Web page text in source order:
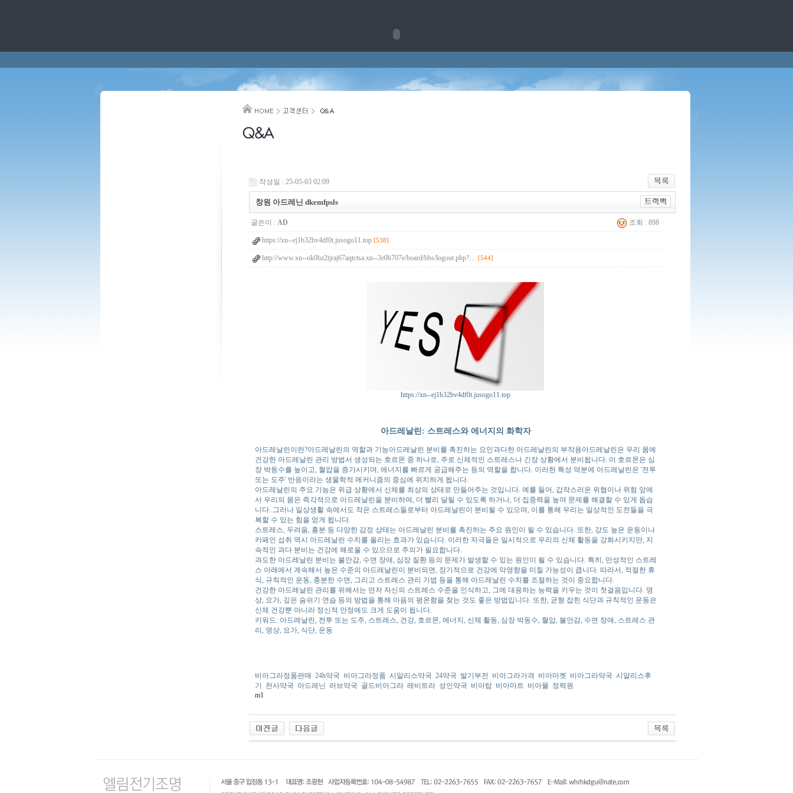
작성일 : 25-05-03 02:09
창원 아드레닌 dkemfpsls
글쓴이 : AD 조회 : 898
https://xn--ej1b32bv4df0t.jusogo11.top [538]
http://www.xn--ok0bz2tjraj67aqtctsa.xn--3e0b707e/board/bbs/logout.php?… [544]
https://xn--ej1b32bv4df0t.jusogo11.top
아드레날린: 스트레스와 에너지의 화학자
아드레날린이란?아드레날린의 역할과 기능아드레날린 분비를 촉진하는 요인과다한 아드레날린의 부작용
건강한 아드레날린 관리 방법
아드레날린은 우리 몸에
서 생성되는 호르몬 중 하나로, 주로 신체적인 스트레스나 긴장 상황에서 분비됩니다. 이 호르몬은 심
장 박동수를 높이고, 혈압을 증가시키며, 에너지를 빠르게 공급해주는 등의 역할을 합니다. 이러한 특성 덕분에 아드레날린은 '전투
또는 도주' 반응이라는 생물학적 메커니즘의 중심에 위치하게 됩니다.
아드레날린의 주요 기능은 위급 상황에서 신체를 최상의 상태로 만들어주는 것입니다. 예를 들어, 갑작스러운 위협이나 위험 앞에
서 우리의 몸은 즉각적으로 아드레날린을 분비하여, 더 빨리 달릴 수 있도록 하거나, 더 집중력을 높여 문제를 해결할 수 있게 돕습
니다. 그러나 일상생활 속에서도 작은 스트레스들로부터 아드레날린이 분비될 수 있으며, 이를 통해 우리는 일상적인 도전들을 극
복할 수 있는 힘을 얻게 됩니다.
스트레스, 두려움, 흥분 등 다양한 감정 상태는 아드레날린 분비를 촉진하는 주요 원인이 될 수 있습니다. 또한, 강도 높은 운동이나
카페인 섭취 역시 아드레날린 수치를 올리는 효과가 있습니다. 이러한 자극들은 일시적으로 우리의 신체 활동을 강화시키지만, 지
속적인 과다 분비는 건강에 해로울 수 있으므로 주의가 필요합니다.
과도한 아드레날린 분비는 불안감, 수면 장애, 심장 질환 등의 문제가 발생할 수 있는 원인이 될 수 있습니다. 특히, 만성적인 스트레
스 아래에서 계속해서 높은 수준의 아드레날린이 분비되면, 장기적으로 건강에 악영향을 미칠 가능성이 큽니다. 따라서, 적절한 휴
식, 규칙적인 운동, 충분한 수면, 그리고 스트레스 관리 기법 등을 통해 아드레날린 수치를 조절하는 것이 중요합니다.
건강한 아드레날린 관리를 위해서는 먼저 자신의 스트레스 수준을 인식하고, 그에 대응하는 능력을 키우는 것이 첫걸음입니다. 명
상, 요가, 깊은 숨쉬기 연습 등의 방법을 통해 마음의 평온함을 찾는 것도 좋은 방법입니다. 또한, 균형 잡힌 식단과 규칙적인 운동은
신체 건강뿐 아니라 정신적 안정에도 크게 도움이 됩니다.
키워드: 아드레날린, 전투 또는 도주, 스트레스, 건강, 호르몬, 에너지, 신체 활동, 심장 박동수, 혈압, 불안감, 수면 장애, 스트레스 관
리, 명상, 요가, 식단, 운동
비아그라정품판매 24h약국 비아그라정품 시알리스약국 24약국 발기부전 비아그라가격 비아마켓 비아그라약국 시알리스후
기
천사약국 아드레닌 러브약국 골드비아그라 레비트라 성인약국 비아탑 비아마트 비아몰 정력원
m1
출